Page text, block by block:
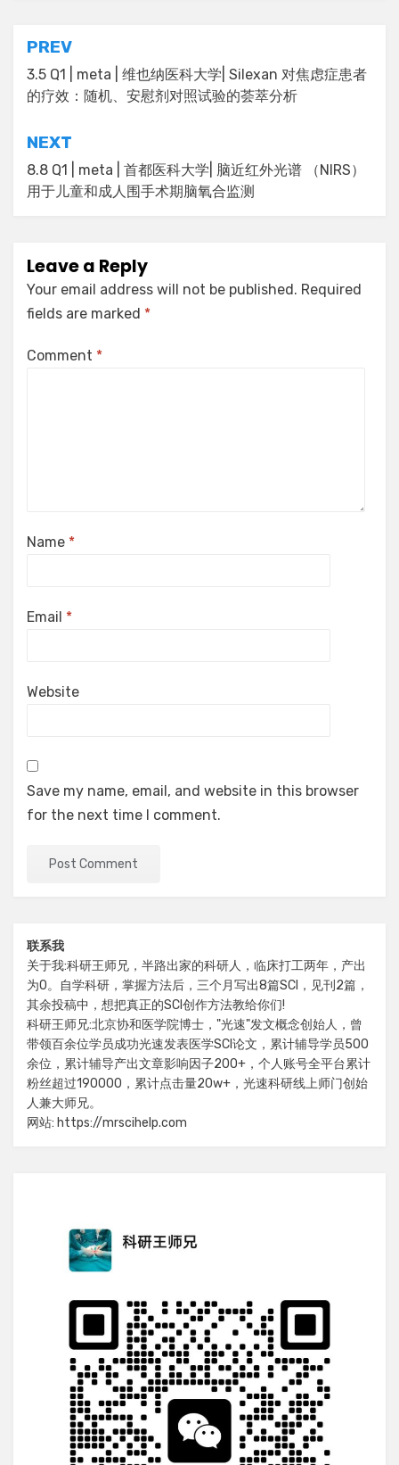
Post
navigation
PREV
3.5 Q1 | meta | 维也纳医科大学| Silexan 对焦虑症患者
的疗效：随机、安慰剂对照试验的荟萃分析
NEXT
8.8 Q1 | meta | 首都医科大学| 脑近红外光谱 （NIRS）
用于儿童和成人围手术期脑氧合监测
Leave a Reply
Your email address will not be published. Required
fields are marked *
Comment *
Name *
Email *
Website
Save my name, email, and website in this browser
for the next time I comment.
联系我
关于我:科研王师兄，半路出家的科研人，临床打工两年，产出
为0。自学科研，掌握方法后，三个月写出8篇SCI，见刊2篇，
其余投稿中，想把真正的SCI创作方法教给你们!
科研王师兄:北京协和医学院博士，"光速"发文概念创始人，曾
带领百余位学员成功光速发表医学SCI论文，累计辅导学员500
余位，累计辅导产出文章影响因子200+，个人账号全平台累计
粉丝超过190000，累计点击量20w+，光速科研线上师门创始
人兼大师兄。
网站: https://mrscihelp.com